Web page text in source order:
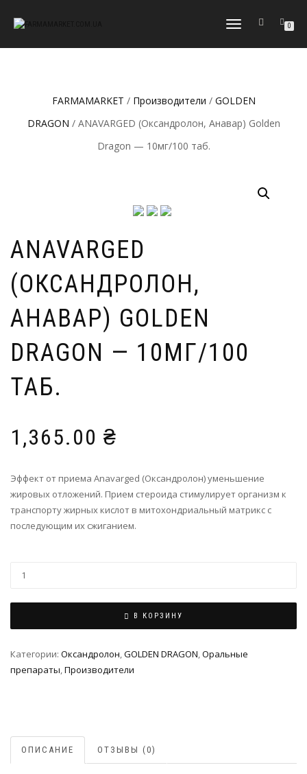
ПЕРЕКЛЮЧИТЬ
0
FARMAMARKET / Производители / GOLDEN
DRAGON / ANAVARGED (Оксандролон, Анавар) Golden
Dragon — 10мг/100 таб.
ANAVARGED
(ОКСАНДРОЛОН,
АНАВАР) GOLDEN
DRAGON — 10МГ/100
ТАБ.
1,365.00 ₴
Эффект от приема Anavarged (Оксандролон) уменьшение
жировых отложений. Прием стероида стимулирует организм к
транспорту жирных кислот в митохондриальный матрикс с
последующим их сжиганием.
В КОРЗИНУ
Категории: Оксандролон,GOLDEN DRAGON,Оральные
препараты,Производители
ОПИСАНИЕ ОТЗЫВЫ (0)